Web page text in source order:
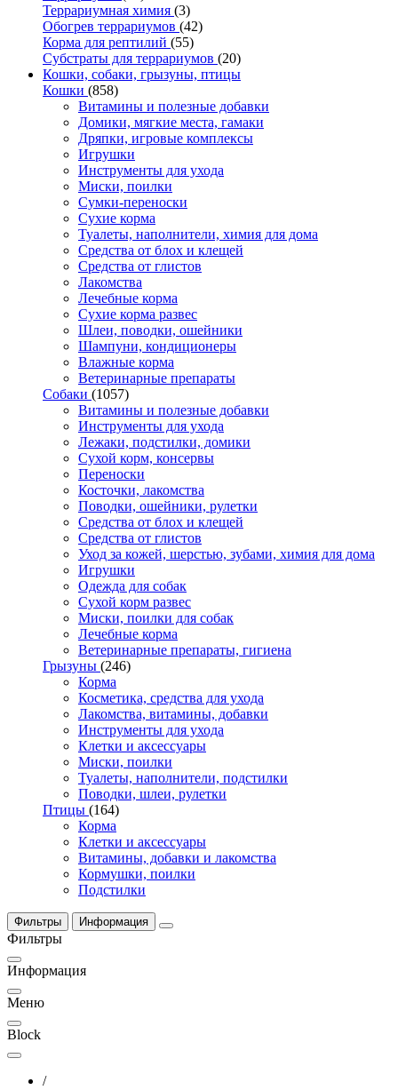
Террариумная химия (3)
Обогрев террариумов (42)
Корма для рептилий (55)
Субстраты для террариумов (20)
Кошки, собаки, грызуны, птицы
Кошки (858)
Витамины и полезные добавки
Домики, мягкие места, гамаки
Дряпки, игровые комплексы
Игрушки
Инструменты для ухода
Миски, поилки
Сумки-переноски
Сухие корма
Туалеты, наполнители, химия для дома
Средства от блох и клещей
Средства от глистов
Лакомства
Лечебные корма
Сухие корма развес
Шлеи, поводки, ошейники
Шампуни, кондиционеры
Влажные корма
Ветеринарные препараты
Собаки (1057)
Витамины и полезные добавки
Инструменты для ухода
Лежаки, подстилки, домики
Сухой корм, консервы
Переноски
Косточки, лакомства
Поводки, ошейники, рулетки
Средства от блох и клещей
Средства от глистов
Уход за кожей, шерстью, зубами, химия для дома
Игрушки
Одежда для собак
Сухой корм развес
Миски, поилки для собак
Лечебные корма
Ветеринарные препараты, гигиена
Грызуны (246)
Корма
Косметика, средства для ухода
Лакомства, витамины, добавки
Инструменты для ухода
Клетки и аксессуары
Миски, поилки
Туалеты, наполнители, подстилки
Поводки, шлеи, рулетки
Птицы (164)
Корма
Клетки и аксессуары
Витамины, добавки и лакомства
Кормушки, поилки
Подстилки
Фильтры Информация
Фильтры
Информация
Меню
Block
/